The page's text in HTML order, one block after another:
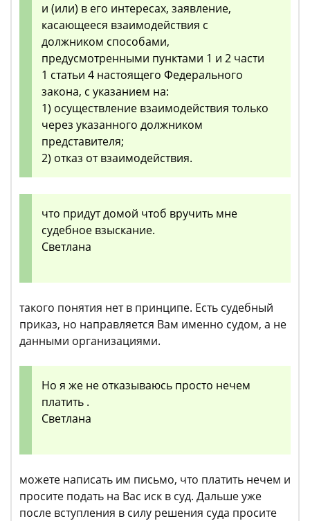
и (или) в его интересах, заявление,
касающееся взаимодействия с
должником способами,
предусмотренными пунктами 1 и 2 части
1 статьи 4 настоящего Федерального
закона, с указанием на:
1) осуществление взаимодействия только
через указанного должником
представителя;
2) отказ от взаимодействия.
что придут домой чтоб вручить мне
судебное взыскание.
Светлана
такого понятия нет в принципе. Есть судебный
приказ, но направляется Вам именно судом, а не
данными организациями.
Но я же не отказываюсь просто нечем
платить .
Светлана
можете написать им письмо, что платить нечем и
просите подать на Вас иск в суд. Дальше уже
после вступления в силу решения суда просите